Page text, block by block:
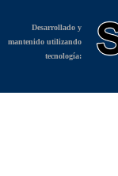
Desarrollado y
mantenido utilizando
tecnología: